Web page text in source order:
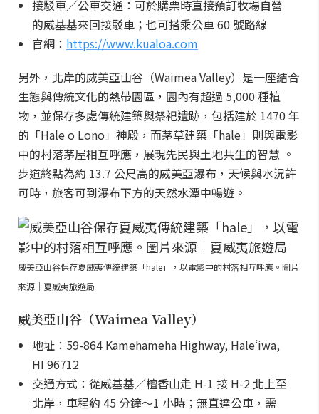
接駁車／公車交通：可於購票時直接預訂牧場自營
的威基基來回接駁車；也可搭乘公車 60 號路線
官網： https://www.kualoa.com
另外，北岸的威美亞山谷（Waimea Valley）是一座結合
生態與傳統文化的熱帶園區，園內有超過 5,000 種植
物，並保存多處傳統建築與祭祀遺跡，包括建於 1470 年
的「Hale o Lono」神殿，而茅草建築「hale」則與電影
中的村落茅屋相互呼應，展現先民與土地共生的智慧 。
步道終點為約 13.7 公尺高的威美亞瀑布，天候與水況許
可時，旅客可到瀑布下方的天然水潭中暢遊。
威美亞山谷保存夏威夷傳統建築「hale」，以電影中的村落相互呼應。圖片
來源｜夏威夷旅遊局
威美亞山谷（Waimea Valley）
地址：59-864 Kamehameha Highway, Haleʻiwa,
HI 96712
交通方式：從威基基／檀香山走 H-1 接 H-2 北上至
北岸，車程約 45 分鐘～1 小時；無直達公車，需